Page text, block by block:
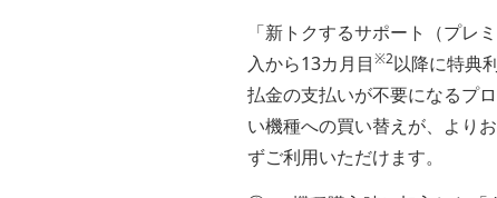
「新トクするサポート（プレ
入から13カ月目※2以降に特典
払金の支払いが不要になるプ
い機種への買い替えが、より
ずご利用いただけます。